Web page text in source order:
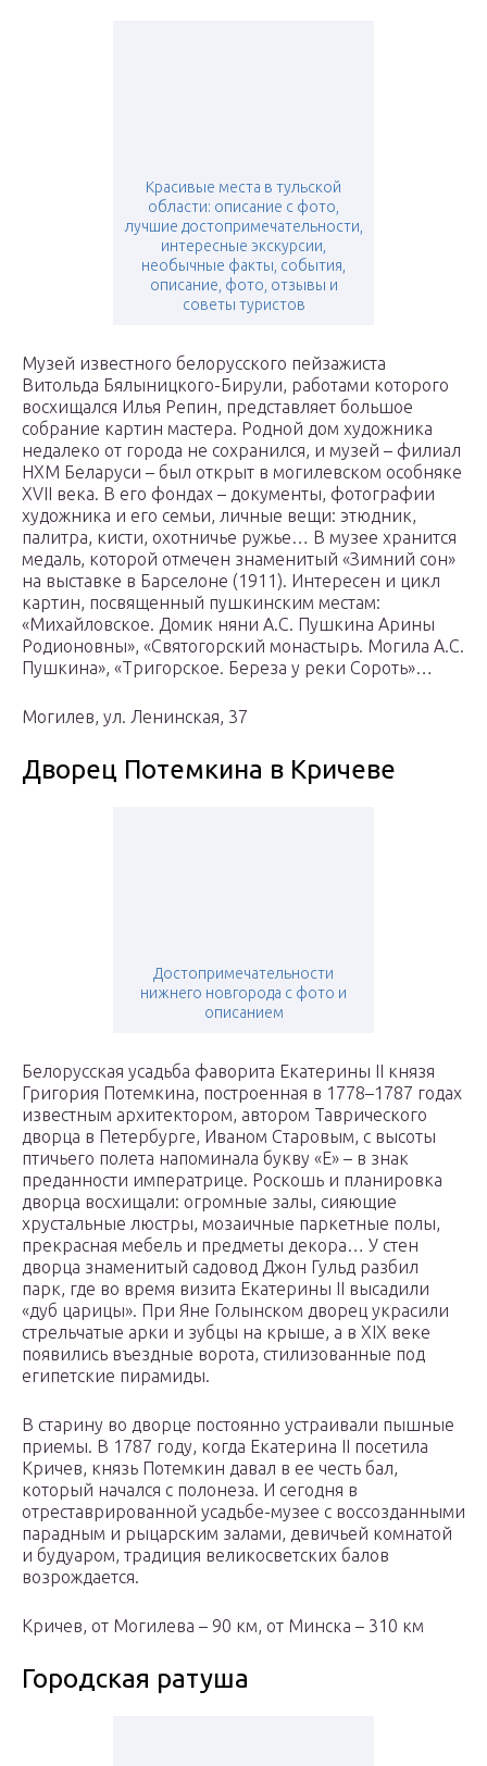
Красивые места в тульской
области: описание с фото,
лучшие достопримечательности,
интересные экскурсии,
необычные факты, события,
описание, фото, отзывы и
советы туристов
Музей известного белорусского пейзажиста
Витольда Бялыницкого-Бирули, работами которого
восхищался Илья Репин, представляет большое
собрание картин мастера. Родной дом художника
недалеко от города не сохранился, и музей – филиал
НХМ Беларуси – был открыт в могилевском особняке
XVII века. В его фондах – документы, фотографии
художника и его семьи, личные вещи: этюдник,
палитра, кисти, охотничье ружье… В музее хранится
медаль, которой отмечен знаменитый «Зимний сон»
на выставке в Барселоне (1911). Интересен и цикл
картин, посвященный пушкинским местам:
«Михайловское. Домик няни А.С. Пушкина Арины
Родионовны», «Святогорский монастырь. Могила А.С.
Пушкина», «Тригорское. Береза у реки Сороть»…
Могилев, ул. Ленинская, 37
Дворец Потемкина в Кричеве
Достопримечательности
нижнего новгорода с фото и
описанием
Белорусская усадьба фаворита Екатерины II князя
Григория Потемкина, построенная в 1778–1787 годах
известным архитектором, автором Таврического
дворца в Петербурге, Иваном Старовым, с высоты
птичьего полета напоминала букву «Е» – в знак
преданности императрице. Роскошь и планировка
дворца восхищали: огромные залы, сияющие
хрустальные люстры, мозаичные паркетные полы,
прекрасная мебель и предметы декора… У стен
дворца знаменитый садовод Джон Гульд разбил
парк, где во время визита Екатерины II высадили
«дуб царицы». При Яне Голынском дворец украсили
стрельчатые арки и зубцы на крыше, а в XIX веке
появились въездные ворота, стилизованные под
египетские пирамиды.
В старину во дворце постоянно устраивали пышные
приемы. В 1787 году, когда Екатерина II посетила
Кричев, князь Потемкин давал в ее честь бал,
который начался с полонеза. И сегодня в
отреставрированной усадьбе-музее с воссозданными
парадным и рыцарским залами, девичьей комнатой
и будуаром, традиция великосветских балов
возрождается.
Кричев, от Могилева – 90 км, от Минска – 310 км
Городская ратуша